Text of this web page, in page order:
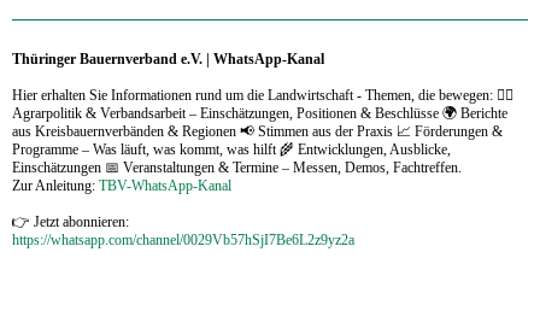
Thüringer Bauernverband e.V. | WhatsApp-Kanal
Hier erhalten Sie Informationen rund um die Landwirtschaft - Themen, die bewegen: 🧑‍⚖️
Agrarpolitik & Verbandsarbeit – Einschätzungen, Positionen & Beschlüsse 🌍 Berichte
aus Kreisbauernverbänden & Regionen 📢 Stimmen aus der Praxis 📈 Förderungen &
Programme – Was läuft, was kommt, was hilft 🌾 Entwicklungen, Ausblicke,
Einschätzungen 📅 Veranstaltungen & Termine – Messen, Demos, Fachtreffen.
Zur Anleitung: TBV-WhatsApp-Kanal
👉 Jetzt abonnieren:
https://whatsapp.com/channel/0029Vb57hSjI7Be6L2z9yz2a